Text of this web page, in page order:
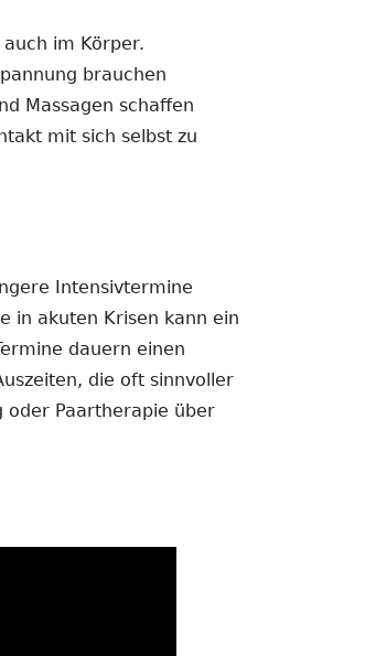
im Körper.
brauchen
Massagen schaffen
mit sich selbst zu
Intensivtermine
in akuten Krisen kann ein
dauern einen
die oft sinnvoller
oder Paartherapie über